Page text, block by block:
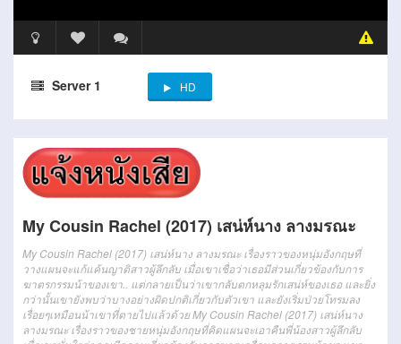
Server 1 HD
My Cousin Rachel (2017) เสน่ห์นาง ลางมรณะ
My Cousin Rachel (2017) เสน่ห์นาง ลางมรณะ เรื่องราวของหนุ่มอังกฤษที่
วางแผนจะแก้แค้นญาติสาวผู้ลึกลับ เมื่อเขาเชื่อว่าเธอมีส่วนเกี่ยวข้องกับการ
ฆาตรกรรมน้าของเขา.. แต่กลายเป็นว่าเขากลับตกหลุมรักเสน่ห์ของเธอ และยิ่ง
กว่านั้นเขายังพบว่าบางอย่างผิดปกติเกี่ยวกับตัวเขา และยังเริ่มป่วยโทรมลง
เรื่อยๆเหมือนน้าเขาที่ตายไปแล้วด้วย My Cousin Rachel (2017) เสน่ห์นาง
ลางมรณะ เรื่องราวของชายหนุ่มอังกฤษที่คิดแผนจะเอาคืนพี่น้องสาวผู้ลึกลับ